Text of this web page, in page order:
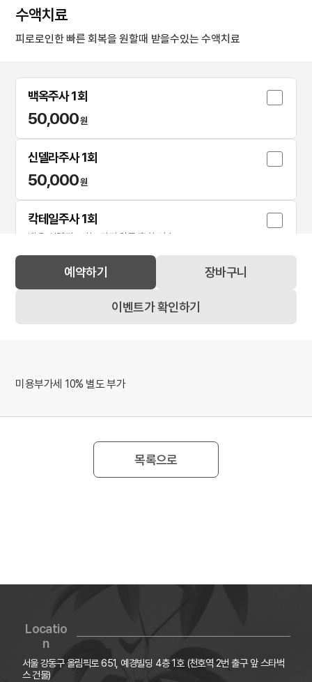
수액치료
피로로인한 빠른 회복을 원할때 받을수있는 수액치료
백옥주사 1회
50,000원
신델라주사 1회
50,000원
칵테일주사 1회
백옥,신델라 포함 5가지 약물 혼합 시술
100,000
예약하기 장바구니
이벤트가 확인하기
미용부가세 10% 별도 부가
목록으로
Locatio
n
서울 강동구 올림픽로 651, 예경빌딩 4층 1호 (천호역 2번 출구 앞 스타벅
스 건물)